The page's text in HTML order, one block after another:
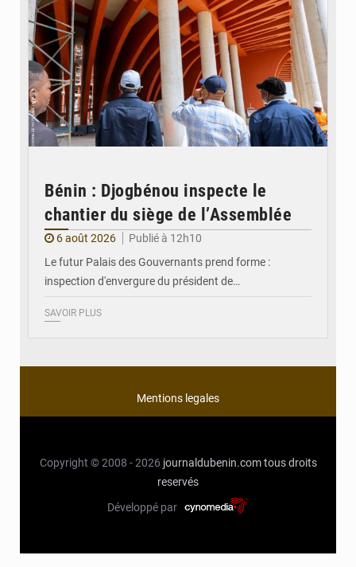
Bénin : Djogbénou inspecte le
chantier du siège de l’Assemblée
6 août 2026
Publié à 12h10
Le futur Palais des Gouvernants prend forme :
inspection d'envergure du président de…
SAVOIR PLUS
Mentions legales
Copyright © 2008 - 2026 journaldubenin.com tous droits
reservés
Développé par